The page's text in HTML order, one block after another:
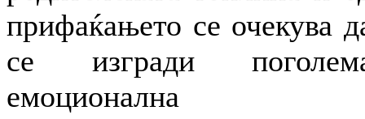
прифаќањето се очекува
се изгради
емоционална